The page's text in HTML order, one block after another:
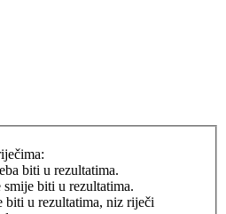
biti u rezultatima.
biti u rezultatima.
biti u rezultatima, niz riječi